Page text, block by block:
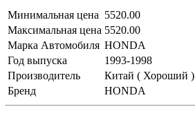
Минимальная цена 5520.00
Максимальная цена 5520.00
Марка Автомобиля HONDA
Год выпуска
1993-1998
Производитель
Китай ( Хороший )
Бренд
HONDA